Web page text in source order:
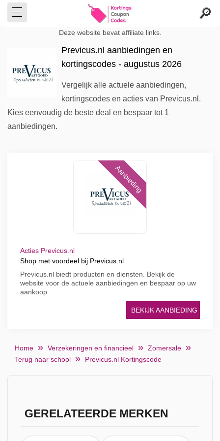
Deze website bevat affiliate links.
Previcus.nl aanbiedingen en
kortingscodes - augustus 2026
Vergelijk alle actuele aanbiedingen,
kortingscodes en acties van Previcus.nl.
Kies eenvoudig de beste deal en bespaar tot 1
aanbiedingen.
Aanbieding
Acties Previcus.nl
Shop met voordeel bij Previcus.nl
Previcus.nl biedt producten en diensten. Bekijk de
website voor de actuele aanbiedingen en bespaar op uw
aankoop
BEKIJK AANBIEDING
Home Verzekeringen en financieel
Zomersale
Terug naar school
Previcus.nl Kortingscode
GERELATEERDE MERKEN